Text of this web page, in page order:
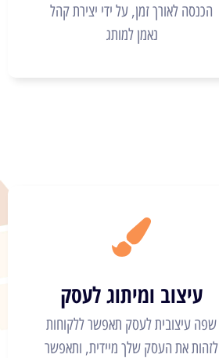
הכנסה לאורך זמן, על ידי יצירת קהל
נאמן למותג
עיצוב ומיתוג לעסק
שפה עיצובית לעסק תאפשר ללקוחות
לזהות את העסק שלך מיידית, ותאפשר